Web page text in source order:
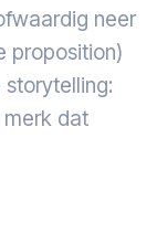
neer
proposition)
dat